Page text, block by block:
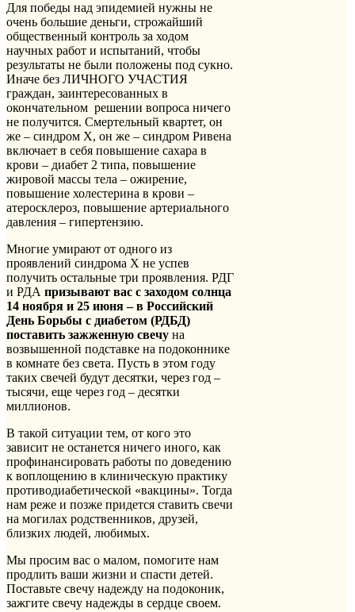
Для победы над эпидемией нужны не
очень большие деньги, строжайший
общественный контроль за ходом
научных работ и испытаний, чтобы
результаты не были положены под сукно.
Иначе без ЛИЧНОГО УЧАСТИЯ
граждан, заинтересованных в
окончательном решении вопроса ничего
не получится. Смертельный квартет, он
же – синдром Х, он же – синдром Ривена
включает в себя повышение сахара в
крови – диабет 2 типа, повышение
жировой массы тела – ожирение,
повышение холестерина в крови –
атеросклероз, повышение артериального
давления – гипертензию.
Многие умирают от одного из
проявлений синдрома Х не успев
получить остальные три проявления. РДГ
и РДА призывают вас с заходом солнца
14 ноября и 25 июня – в Российский
День Борьбы с диабетом (РДБД)
поставить зажженную свечу на
возвышенной подставке на подоконнике
в комнате без света. Пусть в этом году
таких свечей будут десятки, через год –
тысячи, еще через год – десятки
миллионов.
В такой ситуации тем, от кого это
зависит не останется ничего иного, как
профинансировать работы по доведению
к воплощению в клиническую практику
противодиабетической «вакцины». Тогда
нам реже и позже придется ставить свечи
на могилах родственников, друзей,
близких людей, любимых.
Мы просим вас о малом, помогите нам
продлить ваши жизни и спасти детей.
Поставьте свечу надежду на подоконик,
зажгите свечу надежды в сердце своем.